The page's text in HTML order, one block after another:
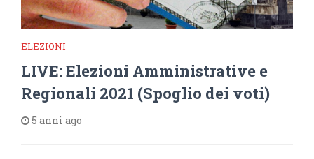
ELEZIONI
LIVE: Elezioni Amministrative e
Regionali 2021 (Spoglio dei voti)
5 anni ago